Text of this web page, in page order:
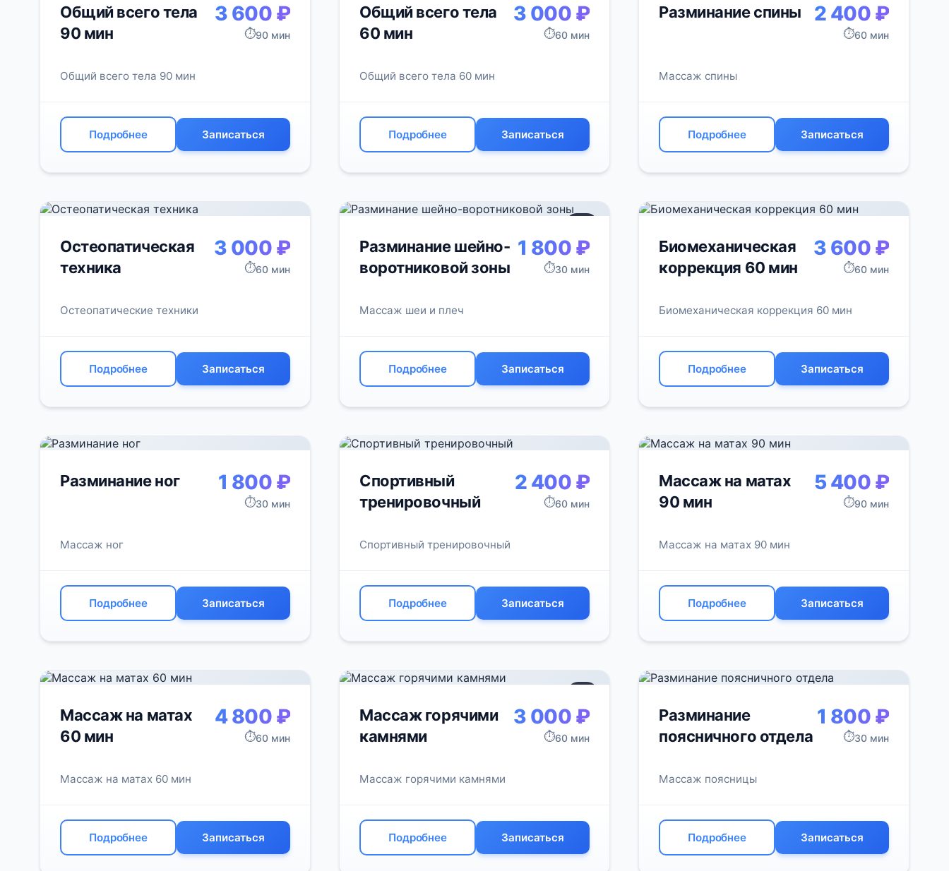
Общий всего тела
90 мин
3 600 ₽
⏱️90 мин
Общий всего тела 90 мин
Подробнее Записаться
Общий всего тела
60 мин
3 000 ₽
⏱️60 мин
Общий всего тела 60 мин
Подробнее Записаться
Разминание спины 2 400 ₽
⏱️60 мин
Массаж спины
Подробнее Записаться
Остеопатическая
техника
3 000 ₽
⏱️60 мин
Остеопатические техники
Подробнее Записаться
Разминание шейно-
воротниковой зоны
1 800 ₽
⏱️30 мин
Массаж шеи и плеч
Подробнее Записаться
Биомеханическая
коррекция 60 мин
3 600 ₽
⏱️60 мин
Биомеханическая коррекция 60 мин
Подробнее Записаться
Разминание ног 1 800 ₽
⏱️30 мин
Массаж ног
Подробнее Записаться
Спортивный
тренировочный
2 400 ₽
⏱️60 мин
Спортивный тренировочный
Подробнее Записаться
Массаж на матах
90 мин
5 400 ₽
⏱️90 мин
Массаж на матах 90 мин
Подробнее Записаться
Массаж на матах
60 мин
4 800 ₽
⏱️60 мин
Массаж на матах 60 мин
Подробнее Записаться
Массаж горячими
камнями
3 000 ₽
⏱️60 мин
Массаж горячими камнями
Подробнее Записаться
Разминание
поясничного отдела
1 800 ₽
⏱️30 мин
Массаж поясницы
Подробнее Записаться